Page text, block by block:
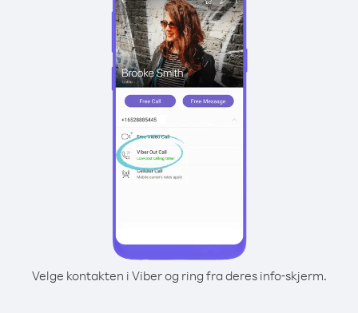
Velge kontakten i Viber og ring fra deres info-skjerm.